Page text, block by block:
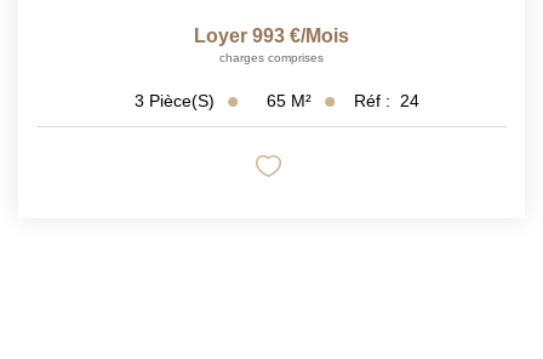
Loyer 993 €/mois
charges comprises
3 Pièce(s) 65 M² Réf : 24